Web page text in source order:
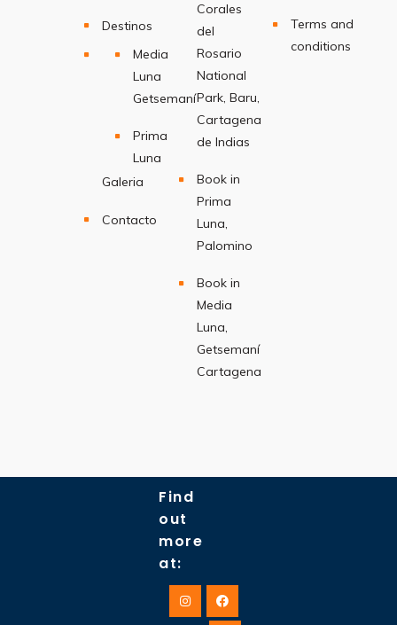
Destinos
Media
Luna
Getsemaní
Prima
Luna
Galeria
Contacto
Corales
del
Rosario
National
Park, Baru,
Cartagena
de Indias
Book in
Prima
Luna,
Palomino
Book in
Media
Luna,
Getsemaní
Cartagena
Terms and
conditions
Find
out
more
at: